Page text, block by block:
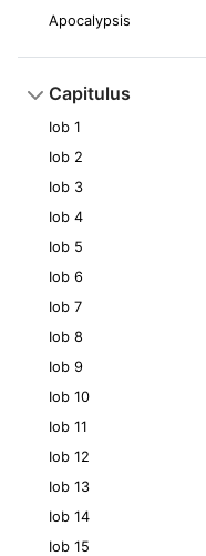
Apocalypsis
Capitulus
Iob 1
Iob 2
Iob 3
Iob 4
Iob 5
Iob 6
Iob 7
Iob 8
Iob 9
Iob 10
Iob 11
Iob 12
Iob 13
Iob 14
Iob 15